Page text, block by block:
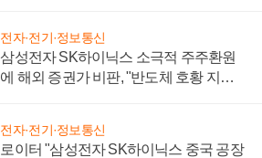
전자·전기·정보통신
삼성전자 SK하이닉스 소극적 주주환원
에 해외 증권가 비판, "반도체 호황 지속
전자·전기·정보통신
로이터 "삼성전자 SK하이닉스 중국 공장